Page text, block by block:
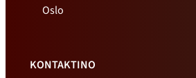
Oslo
KONTAKTINO